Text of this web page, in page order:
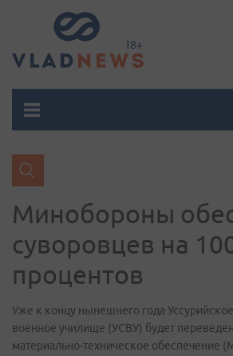
Минобороны
суворовцев на
процентов
Уже к концу нынешнего года
военное училище (УСВУ) будет
материально-техническое обеспечение